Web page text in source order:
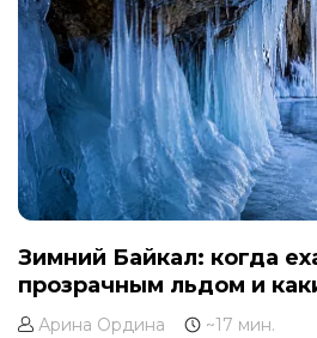
Зимний Байкал: когда
прозрачным льдом и
Арина Ордина ~17 мин.